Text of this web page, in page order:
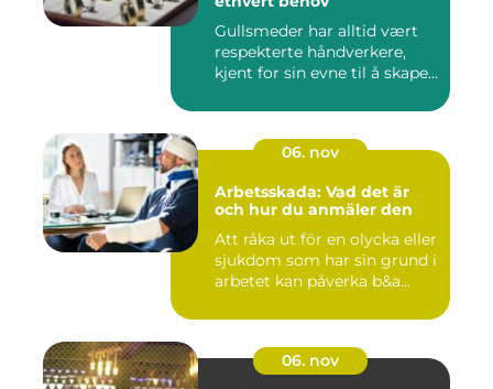
Gullsmeder har alltid vært
respekterte håndverkere,
kjent for sin evne til å skape...
06. nov
Arbetsskada: Vad det är
och hur du anmäler den
Att råka ut för en olycka eller
sjukdom som har sin grund i
arbetet kan påverka b&a...
06. nov